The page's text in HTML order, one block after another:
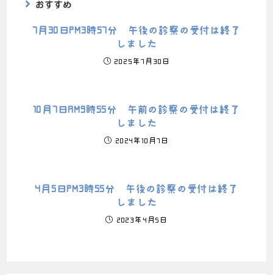
おすすめ
7月30日PM3時57分 午後の診察の受付は終了
しました
2025年7月30日
10月7日AM9時55分 午前の診察の受付は終了
しました
2024年10月7日
4月5日PM3時55分 午後の診察の受付は終了
しました
2023年4月5日